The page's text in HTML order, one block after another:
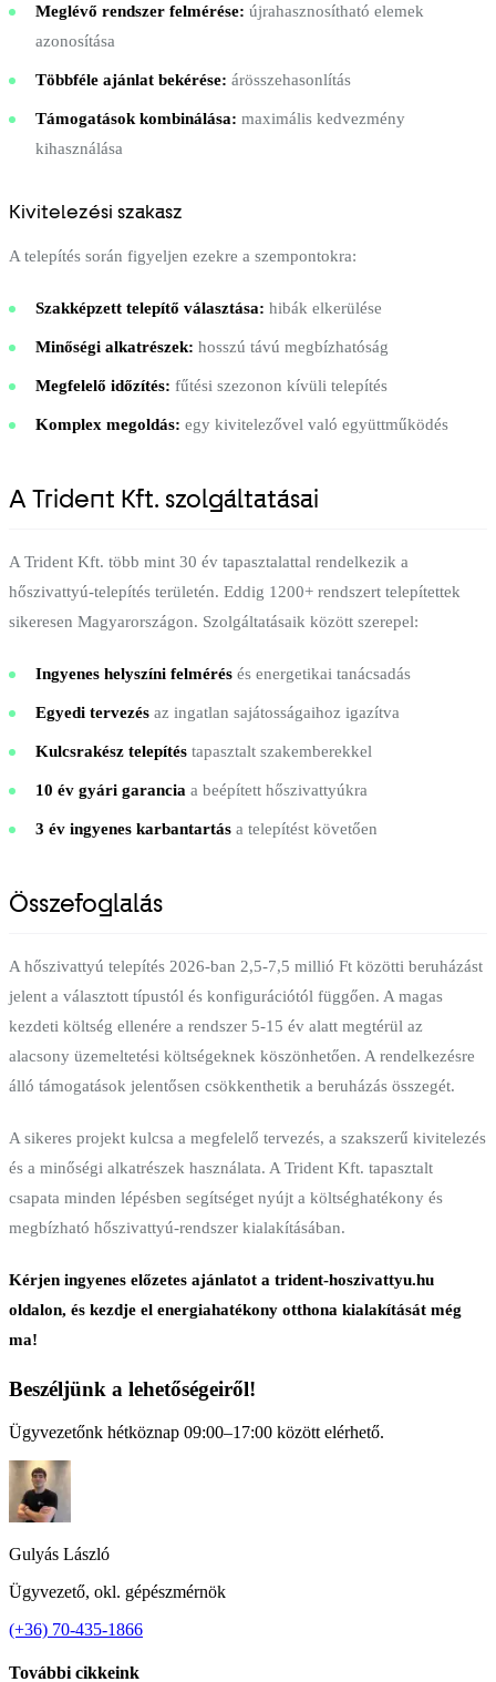
Meglévő rendszer felmérése: újrahasznosítható elemek
azonosítása
Többféle ajánlat bekérése: árösszehasonlítás
Támogatások kombinálása: maximális kedvezmény
kihasználása
Kivitelezési szakasz
A telepítés során figyeljen ezekre a szempontokra:
Szakképzett telepítő választása: hibák elkerülése
Minőségi alkatrészek: hosszú távú megbízhatóság
Megfelelő időzítés: fűtési szezonon kívüli telepítés
Komplex megoldás: egy kivitelezővel való együttműködés
A Trident Kft. szolgáltatásai
A Trident Kft. több mint 30 év tapasztalattal rendelkezik a
hőszivattyú-telepítés területén. Eddig 1200+ rendszert telepítettek
sikeresen Magyarországon. Szolgáltatásaik között szerepel:
Ingyenes helyszíni felmérés és energetikai tanácsadás
Egyedi tervezés az ingatlan sajátosságaihoz igazítva
Kulcsrakész telepítés tapasztalt szakemberekkel
10 év gyári garancia a beépített hőszivattyúkra
3 év ingyenes karbantartás a telepítést követően
Összefoglalás
A hőszivattyú telepítés 2026-ban 2,5-7,5 millió Ft közötti beruházást
jelent a választott típustól és konfigurációtól függően. A magas
kezdeti költség ellenére a rendszer 5-15 év alatt megtérül az
alacsony üzemeltetési költségeknek köszönhetően. A rendelkezésre
álló támogatások jelentősen csökkenthetik a beruházás összegét.
A sikeres projekt kulcsa a megfelelő tervezés, a szakszerű kivitelezés
és a minőségi alkatrészek használata. A Trident Kft. tapasztalt
csapata minden lépésben segítséget nyújt a költséghatékony és
megbízható hőszivattyú-rendszer kialakításában.
Kérjen ingyenes előzetes ajánlatot a trident-hoszivattyu.hu
oldalon, és kezdje el energiahatékony otthona kialakítását még
ma!
Beszéljünk a lehetőségeiről!
Ügyvezetőnk hétköznap 09:00–17:00 között elérhető.
Gulyás László
Ügyvezető, okl. gépészmérnök
(+36) 70-435-1866
További cikkeink